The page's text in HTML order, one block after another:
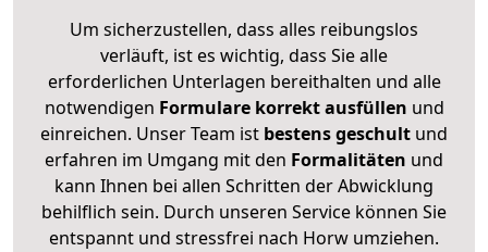
Um sicherzustellen, dass alles reibungslos
verläuft, ist es wichtig, dass Sie alle
erforderlichen Unterlagen bereithalten und alle
notwendigen Formulare korrekt ausfüllen und
einreichen. Unser Team ist bestens geschult und
erfahren im Umgang mit den Formalitäten und
kann Ihnen bei allen Schritten der Abwicklung
behilflich sein. Durch unseren Service können Sie
entspannt und stressfrei nach Horw umziehen.